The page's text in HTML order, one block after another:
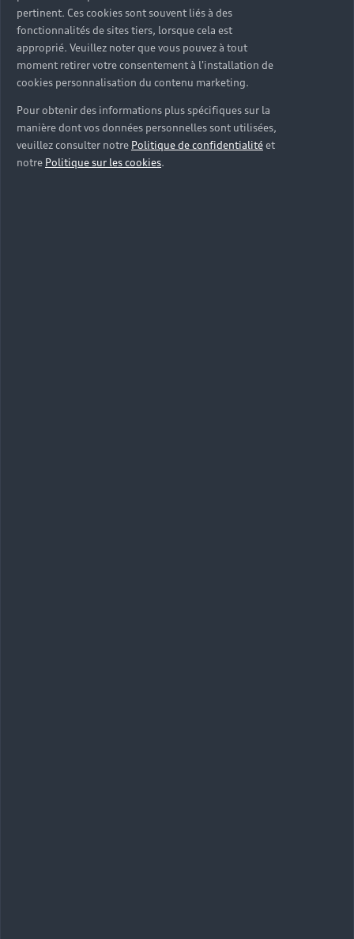
pertinent. Ces cookies sont souvent liés à des
fonctionnalités de sites tiers, lorsque cela est
approprié. Veuillez noter que vous pouvez à tout
moment retirer votre consentement à l'installation de
cookies personnalisation du contenu marketing.
Pour obtenir des informations plus spécifiques sur la
manière dont vos données personnelles sont utilisées,
veuillez consulter notre Politique de confidentialitéet
notre Politique sur les cookies.